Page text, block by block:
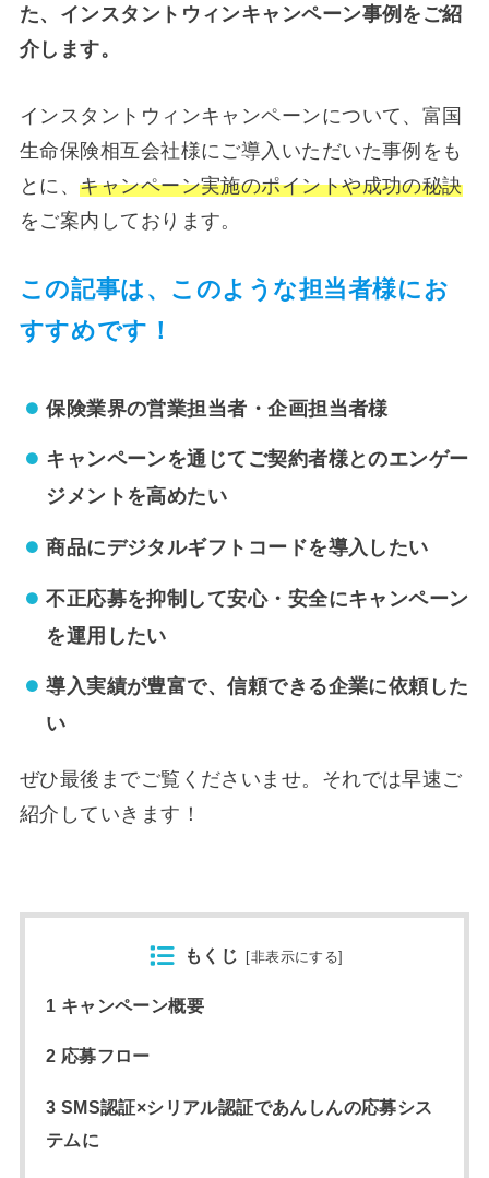
た、インスタントウィンキャンペーン事例をご紹
介します。
インスタントウィンキャンペーンについて、富国
生命保険相互会社様にご導入いただいた事例をも
とに、キャンペーン実施のポイントや成功の秘訣
をご案内しております。
この記事は、このような担当者様にお
すすめです！
保険業界の営業担当者・企画担当者様
キャンペーンを通じてご契約者様とのエンゲー
ジメントを高めたい
商品にデジタルギフトコードを導入したい
不正応募を抑制して安心・安全にキャンペーン
を運用したい
導入実績が豊富で、信頼できる企業に依頼した
い
ぜひ最後までご覧くださいませ。それでは早速ご
紹介していきます！
もくじ [非表示にする]
1 キャンペーン概要
2 応募フロー
3 SMS認証×シリアル認証であんしんの応募シス
テムに